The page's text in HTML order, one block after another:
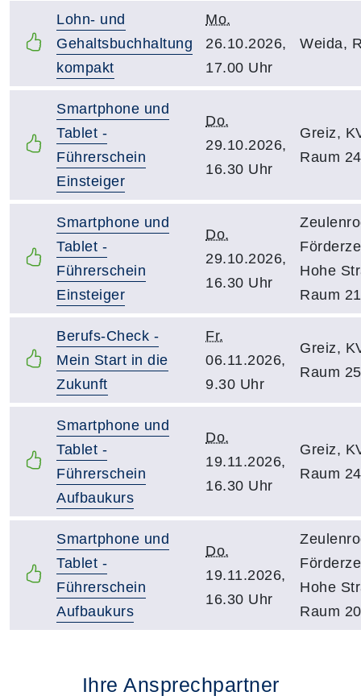
Lohn- und
Gehaltsbuchhaltung
kompakt
Mo.
26.10.2026,
17.00 Uhr
Weida,
Smartphone und
Tablet -
Führerschein
Einsteiger
Do.
29.10.2026,
16.30 Uhr
Greiz,
Raum 24
Smartphone und
Tablet -
Führerschein
Einsteiger
Do.
29.10.2026,
16.30 Uhr
Hohe
Raum
Berufs-Check -
Mein Start in die
Zukunft
Fr.
06.11.2026,
9.30 Uhr
Greiz,
Raum 25
Smartphone und
Tablet -
Führerschein
Aufbaukurs
Do.
19.11.2026,
16.30 Uhr
Greiz,
Raum 24
Smartphone und
Tablet -
Führerschein
Aufbaukurs
Do.
19.11.2026,
16.30 Uhr
Hohe
Raum
Ihre Ansprechpartner